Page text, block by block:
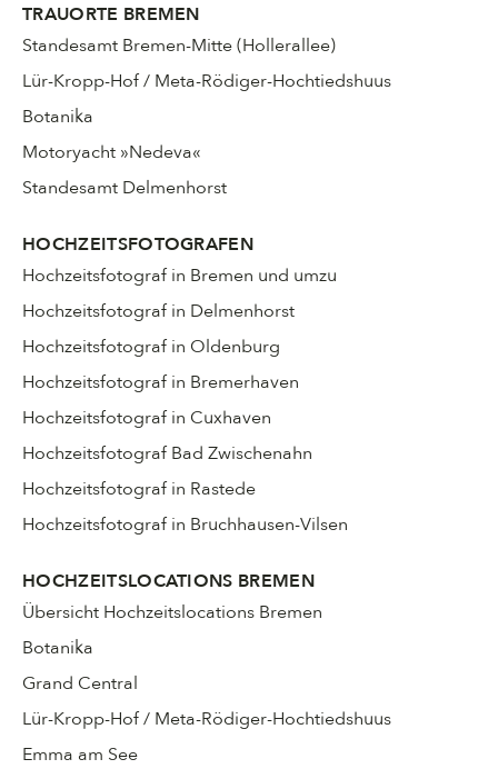
TRAUORTE BREMEN
Standesamt Bremen-Mitte (Hollerallee)
Lür-Kropp-Hof / Meta-Rödiger-Hochtiedshuus
Botanika
Motoryacht »Nedeva«
Standesamt Delmenhorst
HOCHZEITSFOTOGRAFEN
Hochzeitsfotograf in Bremen und umzu
Hochzeitsfotograf in Delmenhorst
Hochzeitsfotograf in Oldenburg
Hochzeitsfotograf in Bremerhaven
Hochzeitsfotograf in Cuxhaven
Hochzeitsfotograf Bad Zwischenahn
Hochzeitsfotograf in Rastede
Hochzeitsfotograf in Bruchhausen-Vilsen
HOCHZEITSLOCATIONS BREMEN
Übersicht Hochzeitslocations Bremen
Botanika
Grand Central
Lür-Kropp-Hof / Meta-Rödiger-Hochtiedshuus
Emma am See